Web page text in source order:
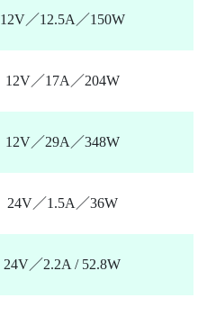
12V／12.5A／150W
12V／17A／204W
12V／29A／348W
24V／1.5A／36W
24V／2.2A / 52.8W